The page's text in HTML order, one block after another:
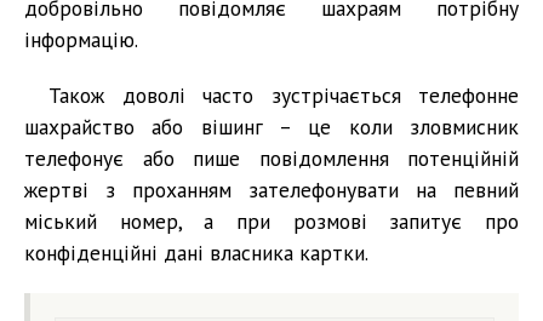
добровільно повідомляє шахраям потрібну
інформацію.
Також доволі часто зустрічається телефонне
шахрайство або вішинг – це коли зловмисник
телефонує або пише повідомлення потенційній
жертві з проханням зателефонувати на певний
міський номер, а при розмові запитує про
конфіденційні дані власника картки.